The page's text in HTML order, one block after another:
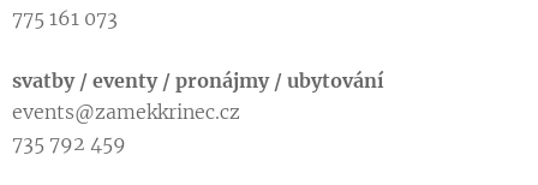
775 161 073
svatby / eventy / pronájmy / ubytování
events@zamekkrinec.cz
735 792 459